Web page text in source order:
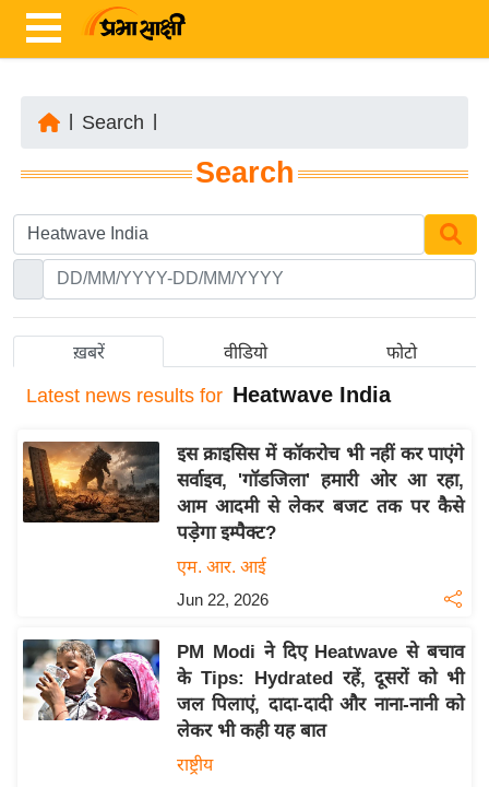
ज़ा
ख
र
ष्ट्री
अं
र्रा
ष्ट्री
य
स
उ
द्यो
ग
Search
Search
ख़बरें वीडियो फोटो
Latest news results for Heatwave India
इस क्राइसिस में कॉकरोच भी नहीं कर पाएंगे
सर्वाइव, 'गॉडजिला' हमारी ओर आ रहा,
आम आदमी से लेकर बजट तक पर कैसे
पड़ेगा इम्पैक्ट?
एम. आर. आई
Jun 22, 2026
PM Modi ने दिए Heatwave से बचाव
के Tips: Hydrated रहें, दूसरों को भी
जल पिलाएं, दादा-दादी और नाना-नानी को
लेकर भी कही यह बात
राष्ट्रीय